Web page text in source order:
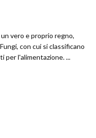
vero e proprio regno,
con cui si classificano
per l'alimentazione. ...